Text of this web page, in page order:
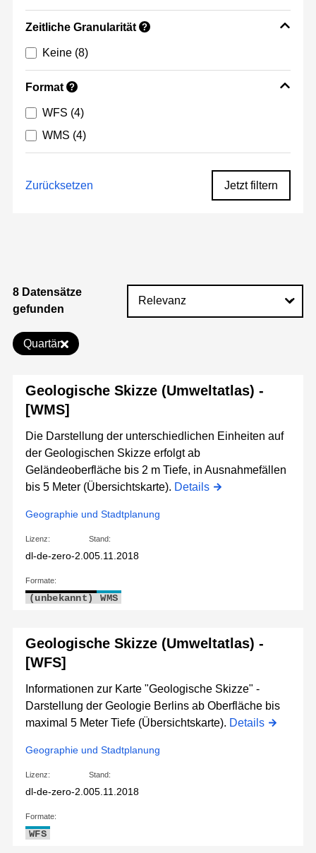
Zeitliche Granularität ?
Keine (8)
Format ?
WFS (4)
WMS (4)
Zurücksetzen Jetzt filtern
8 Datensätze
gefunden
Quartär
Geologische Skizze (Umweltatlas) -
[WMS]
Die Darstellung der unterschiedlichen Einheiten auf
der Geologischen Skizze erfolgt ab
Geländeoberfläche bis 2 m Tiefe, in Ausnahmefällen
bis 5 Meter (Übersichtskarte). Details
Geographie und Stadtplanung
Lizenz:
dl-de-zero-2.0
Stand:
05.11.2018
Formate:
(unbekannt) WMS
Geologische Skizze (Umweltatlas) -
[WFS]
Informationen zur Karte "Geologische Skizze" -
Darstellung der Geologie Berlins ab Oberfläche bis
maximal 5 Meter Tiefe (Übersichtskarte). Details
Geographie und Stadtplanung
Lizenz:
dl-de-zero-2.0
Stand:
05.11.2018
Formate:
WFS